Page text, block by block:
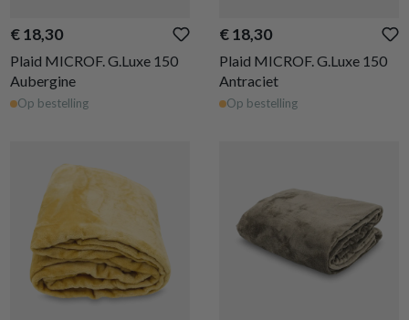
€ 18,30
Plaid MICROF. G.Luxe 150
Aubergine
Op bestelling
€ 18,30
Plaid MICROF. G.Luxe 150
Antraciet
Op bestelling